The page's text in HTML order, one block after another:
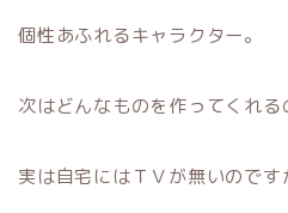
個性あふれるキャラクター。
次はどんなものを作ってくれる
実は自宅にはＴＶが無いのです